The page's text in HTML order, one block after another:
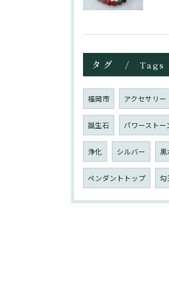
タグ Tags
福岡市 アクセサリー
誕生石 パワーストー
浄化 シルバー 黒
ペンダントトップ 勾